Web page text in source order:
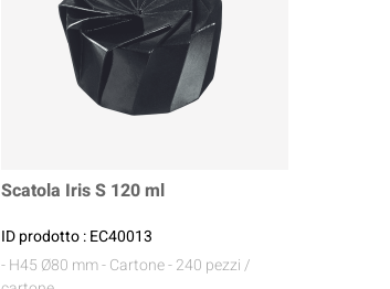
Scatola Iris S 120 ml
ID prodotto : EC40013
- H45 Ø80 mm- Cartone- 240 pezzi /